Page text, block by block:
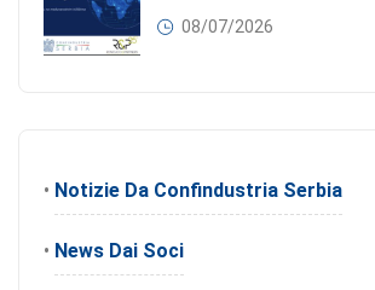
08/07/2026
• Notizie Da Confindustria Serbia
• News Dai Soci